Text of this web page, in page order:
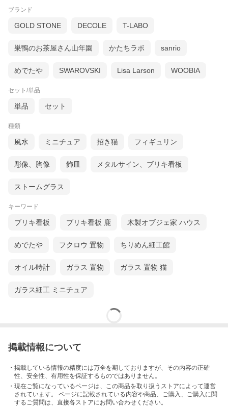
ブランド
GOLD STONE DECOLE T-LABO
巣鴨のお茶屋さん山年園 かたちラボ sanrio
めでたや SWAROVSKI Lisa Larson WOOBIA
セット/単品
単品 セット
種類
風水 ミニチュア 招き猫 フィギュリン
彫像、胸像 飾皿 メタルサイン、ブリキ看板
ストームグラス
キーワード
ブリキ看板 ブリキ看板 鹿 木製オブジェ家 ハウス
めでたや フクロウ 置物 ちりめん細工館
オイル時計 ガラス 置物 ガラス 置物 猫
ガラス細工 ミニチュア
掲載情報について
・掲載している情報の精度には万全を期しておりますが、その内容の正確
性、安全性、有用性を保証するものではありません。
・現在ご覧になっているページは、この商品を取り扱うストアによって運営
されています。 ページに記載されている内容や商品、ご購入 、ご購入に関
するご質問は、直接各ストアにお問い合わせください。